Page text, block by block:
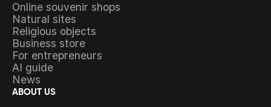
Online souvenir shops
Natural sites
Religious objects
Business store
For entrepreneurs
AI guide
News
ABOUT US